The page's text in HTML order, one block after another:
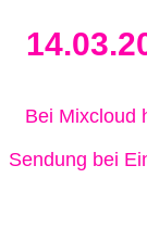
Bei Mixcloud
Sendung bei